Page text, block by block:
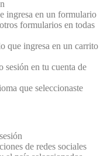
ingresa en un formulario
formularios en todas
que ingresa en un carrito
sesión en tu cuenta de
que seleccionaste
de redes sociales